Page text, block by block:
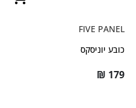
FIVE PANEL
כובע יוניסקס
₪ 179